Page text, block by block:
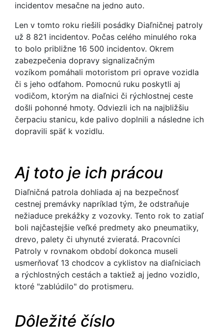
incidentov mesačne na jedno auto.
Len v tomto roku riešili posádky Diaľničnej patroly
už 8 821 incidentov. Počas celého minulého roka
to bolo približne 16 500 incidentov. Okrem
zabezpečenia dopravy signalizačným
vozíkom pomáhali motoristom pri oprave vozidla
či s jeho odťahom. Pomocnú ruku poskytli aj
vodičom, ktorým na diaľnici či rýchlostnej ceste
došli pohonné hmoty. Odviezli ich na najbližšiu
čerpaciu stanicu, kde palivo doplnili a následne ich
dopravili späť k vozidlu.
Aj toto je ich prácou
Diaľničná patrola dohliada aj na bezpečnosť
cestnej premávky napríklad tým, že odstraňuje
nežiaduce prekážky z vozovky. Tento rok to zatiaľ
boli najčastejšie veľké predmety ako pneumatiky,
drevo, palety či uhynuté zvieratá. Pracovníci
Patroly v rovnakom období dokonca museli
usmerňovať 13 chodcov a cyklistov na diaľniciach
a rýchlostných cestách a taktiež aj jedno vozidlo,
ktoré "zablúdilo" do protismeru.
Dôležité číslo